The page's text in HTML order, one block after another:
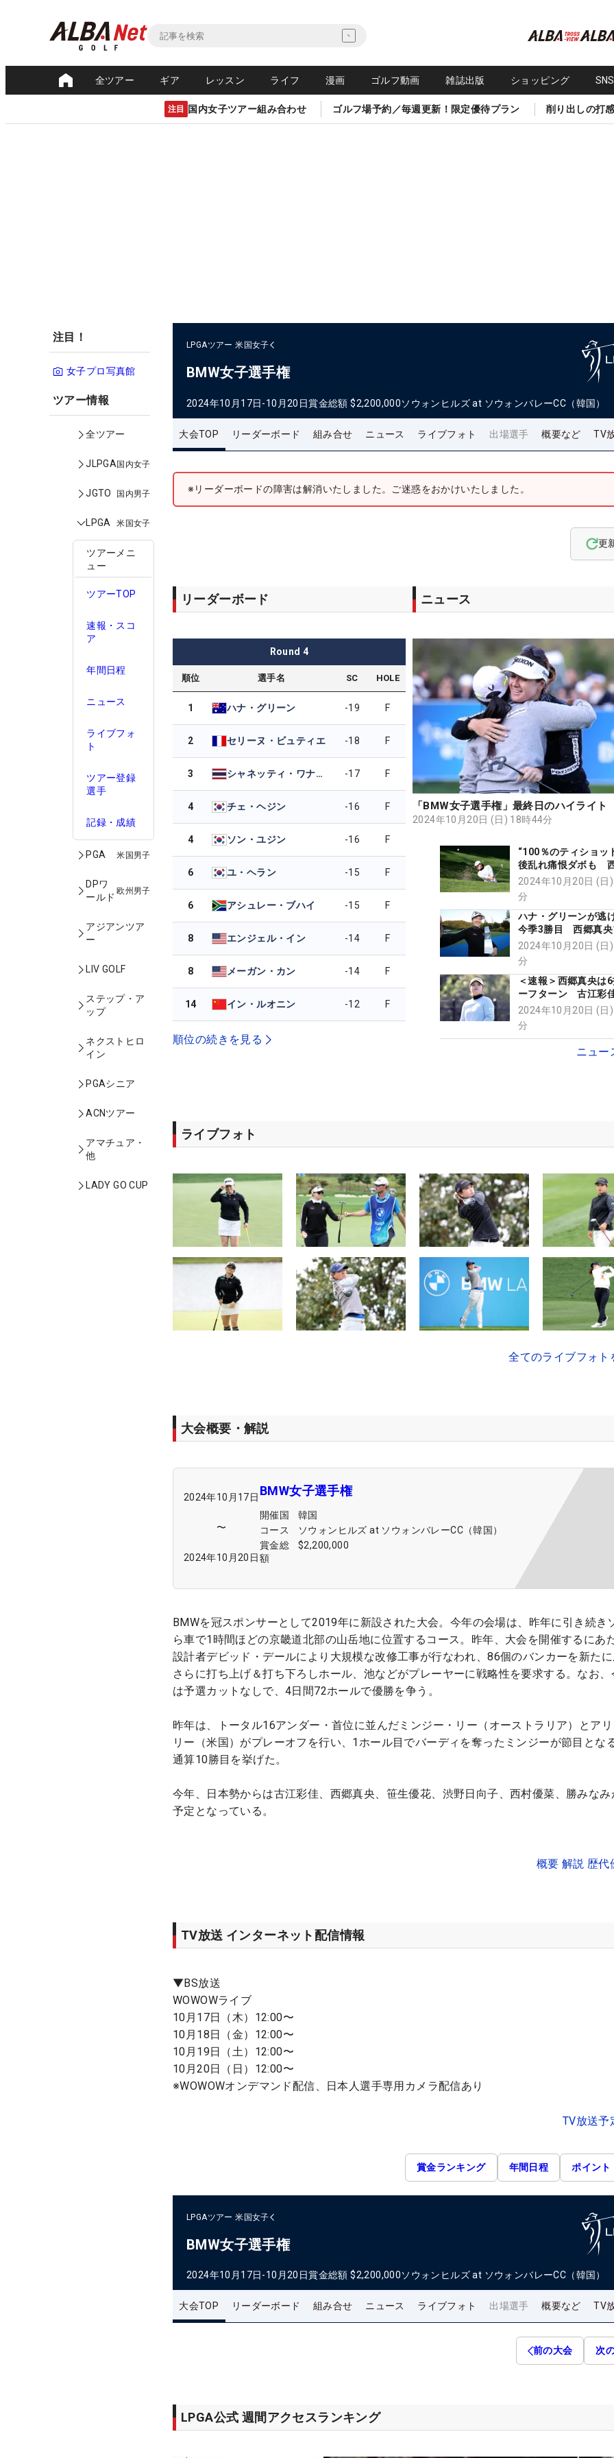
全ツアー ギア レッスン ライフ 漫画 ゴルフ動画 雑誌出版 ショッピング
注目 国内女子ツアー組み合わせ ゴルフ場予約／毎週更新！限定優待プラン 削り出しの打
注目！
女子プロ写真館
ツアー情報
全ツアー
JLPGA国内女子
JGTO 国内男子
LPGA 米国女子
ツアーメニ
ュー
ツアーTOP
速報・スコ
ア
年間日程
ニュース
ライブフォ
ト
ツアー登録
選手
記録・成績
PGA 米国男子
DPワ
ールド
欧州男子
アジアンツア
ー
LIV GOLF
ステップ・ア
ップ
ネクストヒロ
イン
PGAシニア
ACNツアー
アマチュア・
他
LADY GO CUP
LPGAツアー 米国女子
BMW女子選手権
2024年10月17日-10月20日賞金総額 $2,200,000ソウォンヒルズ at ソウォンバレーCC（韓国）
大会TOP リーダーボード 組み合せ ニュース ライブフォト 出場選手 概要など TV
※リーダーボードの障害は解消いたしました。ご迷惑をおかけいたしました。
更
リーダーボード
Round 4
順位 選手名 SC HOLE
1 ハナ・グリーン -19 F
2 セリーヌ・ビュティエ -18 F
3 シャネッティ・ワナセン -17 F
4 チェ・ヘジン -16 F
4 ソン・ユジン -16 F
6 ユ・ヘラン -15 F
6 アシュレー・ブハイ -15 F
8 エンジェル・イン -14 F
8 メーガン・カン -14 F
14 イン・ルオニン -12 F
順位の続きを見る
ニュース
「BMW女子選手権」最終日のハイライト
2024年10月20日 (日) 18時44分
“100％のティショッ
後乱れ痛恨ダボも
はグリーン上に悔い
トレーションが…」
2024年10月20日 (日
分
ハナ・グリーンが逃
今季3勝目 西郷真央
古江彩佳41位
2024年10月20日 (日
分
＜速報＞西郷真央は
ーフターン 古江彩
コアを落とし終盤へ
2024年10月20日 (日
分
ニュー
ライブフォト
全てのライブフォト
大会概要・解説
2024年10月17日
〜
2024年10月20日
BMW女子選手権
開催国
韓国
コース
ソウォンヒルズ at ソウォンバレーCC（韓国）
賞金総
額
$2,200,000
BMWを冠スポンサーとして2019年に新設された大会。今年の会場は、昨年に引き続き
ら車で1時間ほどの京畿道北部の山岳地に位置するコース。昨年、大会を開催するにあ
設計者デビッド・デールにより大規模な改修工事が行なわれ、86個のバンカーを新た
さらに打ち上げ＆打ち下ろしホール、池などがプレーヤーに戦略性を要求する。なお、
は予選カットなしで、4日間72ホールで優勝を争う。
昨年は、トータル16アンダー・首位に並んだミンジー・リー（オーストラリア）とア
リー（米国）がプレーオフを行い、1ホール目でバーディを奪ったミンジーが節目とな
通算10勝目を挙げた。
今年、日本勢からは古江彩佳、西郷真央、笹生優花、渋野日向子、西村優菜、勝みなみ
予定となっている。
概要 解説 歴代
TV放送 インターネット配信情報
▼BS放送
WOWOWライブ
10月17日（木）12:00〜
10月18日（金）12:00〜
10月19日（土）12:00〜
10月20日（日）12:00〜
※WOWOWオンデマンド配信、日本人選手専用カメラ配信あり
TV放送予
賞金ランキング 年間日程 ポイント
LPGAツアー 米国女子
BMW女子選手権
2024年10月17日-10月20日賞金総額 $2,200,000ソウォンヒルズ at ソウォンバレーCC（韓国）
大会TOP リーダーボード 組み合せ ニュース ライブフォト 出場選手 概要など TV
前の大会 次
LPGA公式 週間アクセスランキング